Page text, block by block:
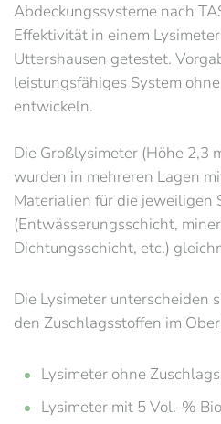
Abdeckungssysteme nach
Effektivität in einem
Uttershausen getestet.
leistungsfähiges System
entwickeln.
Die Großlysimeter (Höhe 2,3
wurden in mehreren Lagen
Materialien für die jeweiligen
(Entwässerungsschicht,
Dichtungsschicht, etc.)
Die Lysimeter unterscheiden
den Zuschlagsstoffen im
Lysimeter ohne
Lysimeter mit 5 Vol.-%